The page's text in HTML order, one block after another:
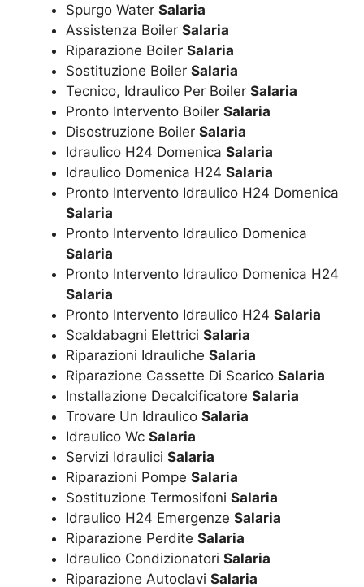
Spurgo Water Salaria
Assistenza Boiler Salaria
Riparazione Boiler Salaria
Sostituzione Boiler Salaria
Tecnico, Idraulico Per Boiler Salaria
Pronto Intervento Boiler Salaria
Disostruzione Boiler Salaria
Idraulico H24 Domenica Salaria
Idraulico Domenica H24 Salaria
Pronto Intervento Idraulico H24 Domenica
Salaria
Pronto Intervento Idraulico Domenica
Salaria
Pronto Intervento Idraulico Domenica H24
Salaria
Pronto Intervento Idraulico H24 Salaria
Scaldabagni Elettrici Salaria
Riparazioni Idrauliche Salaria
Riparazione Cassette Di Scarico Salaria
Installazione Decalcificatore Salaria
Trovare Un Idraulico Salaria
Idraulico Wc Salaria
Servizi Idraulici Salaria
Riparazioni Pompe Salaria
Sostituzione Termosifoni Salaria
Idraulico H24 Emergenze Salaria
Riparazione Perdite Salaria
Idraulico Condizionatori Salaria
Riparazione Autoclavi Salaria